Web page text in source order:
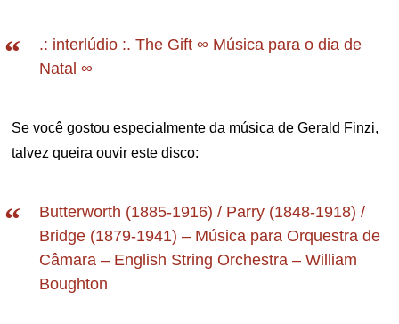
.: interlúdio :. The Gift ∞ Música para o dia de
Natal ∞
Se você gostou especialmente da música de Gerald Finzi,
talvez queira ouvir este disco:
Butterworth (1885-1916) / Parry (1848-1918) /
Bridge (1879-1941) – Música para Orquestra de
Câmara – English String Orchestra – William
Boughton